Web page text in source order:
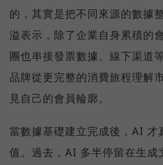
的，其實是把不同來源的數據
溢表示，除了企業自身累積的
團也串接發票數據、線下渠道
品牌從更完整的消費旅程理解
見自己的會員輪廓。
當數據基礎建立完成後，AI 才
值。過去，AI 多半停留在生成